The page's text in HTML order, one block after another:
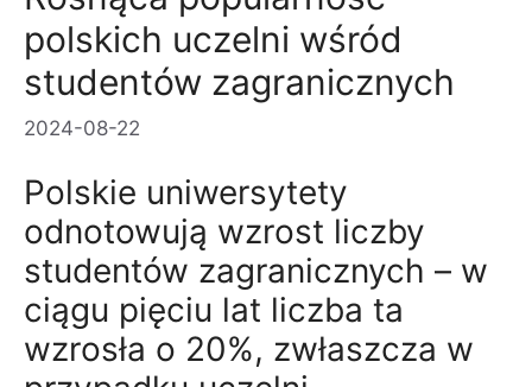
polskich uczelni wśród
studentów zagranicznych
2024-08-22
Polskie uniwersytety
odnotowują wzrost liczby
studentów zagranicznych – w
ciągu pięciu lat liczba ta
wzrosła o 20%, zwłaszcza w